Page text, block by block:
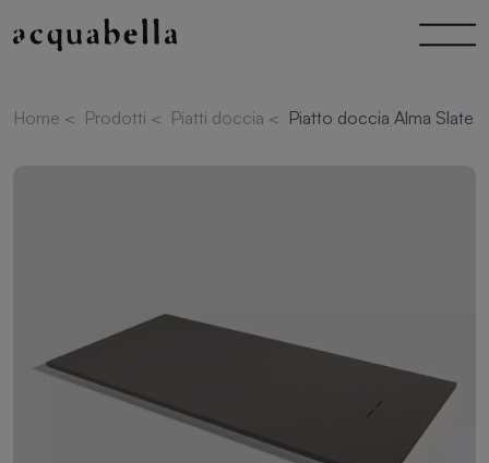
Home < Prodotti < Piatti doccia < Piatto doccia Alma Slate